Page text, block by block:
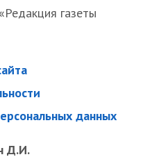
газеты
данных
Д.И.